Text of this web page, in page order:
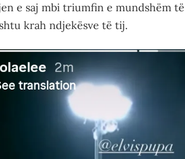
e saj mbi triumfin e mundshëm
krah ndjekësve të tij.